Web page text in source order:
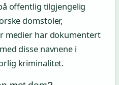
offentlig tilgjengelig
domstoler,
medier har dokumentert
disse navnene i
kriminalitet.